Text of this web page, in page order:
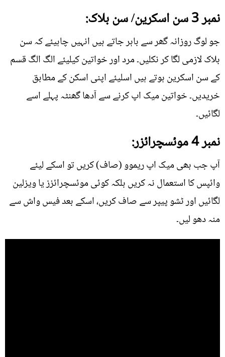
نمبر 3 سن اسکرین/ سن بلاک:
جو لوگ روزانہ گھر سے باہر جاتے ہیں انہیں چاہیئے کہ سن
بلاک لازمی لگا کر نکلیں۔ مرد اور خواتین کیلیئے الگ الگ قسم
کے سن اسکرین ہوتے ہیں اسلیئے اپنی اسکن کے مطابق
خریدیں۔ خواتین میک اپ کرنے سے آدھا گھنٹہ پہلے اسے
لگائیں۔
نمبر 4 موئسچرائزر:
آپ جب بھی میک اپ ریموو (صاف) کریں تو اسکے لیئے
وائپس کا استعمال نہ کریں بلکہ کوئی موئسچرائزز یا ویزلین
لگائیں اور ٹشو پیپر سے صاف کریں، اسکے بعد فیس واش سے
منہ دھو لیں۔